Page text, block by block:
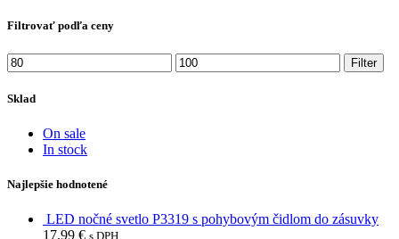
Filtrovať podľa ceny
Min
price
Max
price
Filter
Sklad
On sale
In stock
Najlepšie hodnotené
LED nočné svetlo P3319 s pohybovým čidlom do zásuvky
17,99 € s DPH